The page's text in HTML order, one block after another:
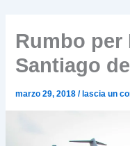
Rumbo per
Santiago
marzo 29, 2018/ lascia un